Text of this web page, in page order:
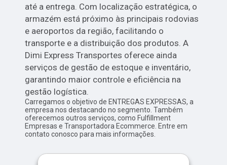
até a entrega. Com localização estratégica, o
armazém está próximo às principais rodovias
e aeroportos da região, facilitando o
transporte e a distribuição dos produtos. A
Dimi Express Transportes oferece ainda
serviços de gestão de estoque e inventário,
garantindo maior controle e eficiência na
gestão logística.
Carregamos o objetivo de ENTREGAS EXPRESSAS, a
empresa nos destacando no segmento. Também
oferecemos outros serviços, como Fulfillment
Empresas e Transportadora Ecommerce. Entre em
contato conosco para mais informações.